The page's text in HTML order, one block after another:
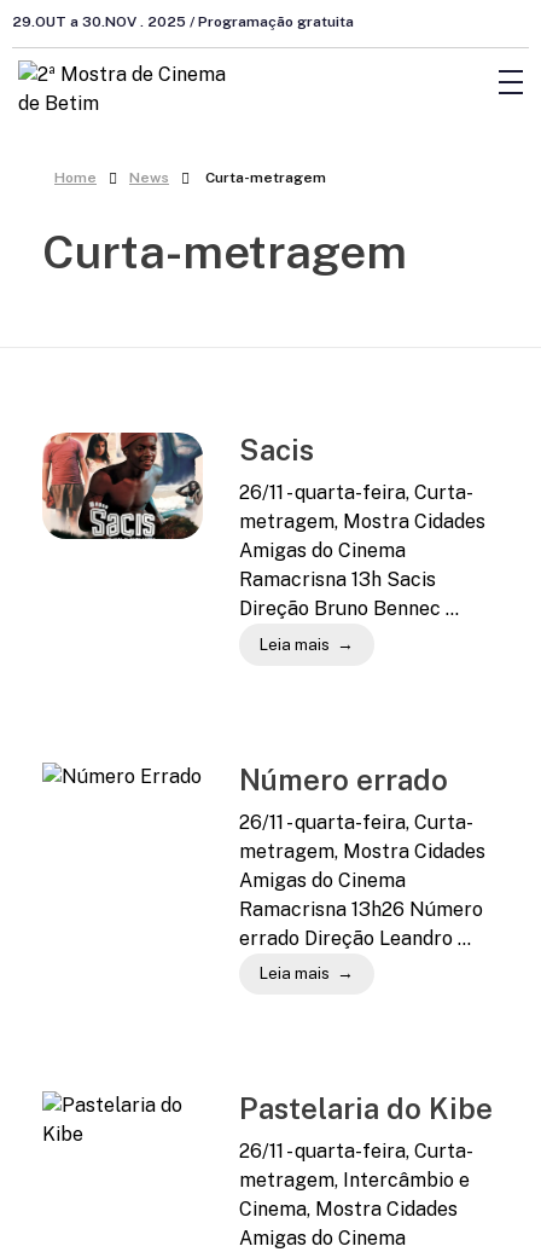
29.OUT a 30.NOV . 2025 / Programação gratuita
Home News Curta-metragem
Curta-metragem
Sacis
26/11 - quarta-feira, Curta-
metragem, Mostra Cidades
Amigas do Cinema
Ramacrisna 13h Sacis
Direção Bruno Bennec ...
Leia mais
Número errado
26/11 - quarta-feira, Curta-
metragem, Mostra Cidades
Amigas do Cinema
Ramacrisna 13h26 Número
errado Direção Leandro ...
Leia mais
Pastelaria do Kibe
26/11 - quarta-feira, Curta-
metragem, Intercâmbio e
Cinema, Mostra Cidades
Amigas do Cinema